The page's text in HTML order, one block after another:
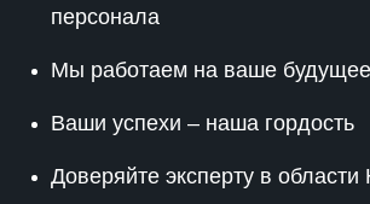
персонала
Мы работаем на ваше будущее
Ваши успехи – наша гордость
Доверяйте эксперту в области